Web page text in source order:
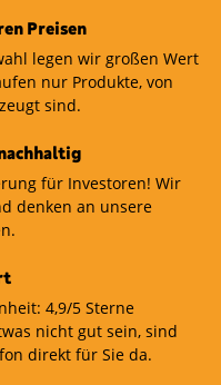
Preisen
legen wir großen Wert
nur Produkte, von
sind.
für Investoren! Wir
denken an unsere
4,9/5 Sterne
nicht gut sein, sind
direkt für Sie da.